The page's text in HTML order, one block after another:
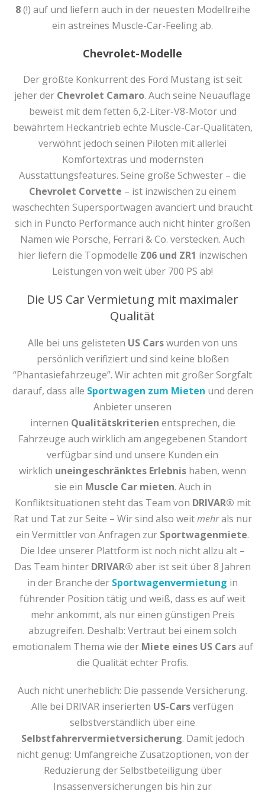
8(!) auf und liefern auch in der neuesten Modellreihe
ein astreines Muscle-Car-Feeling ab.
Chevrolet-Modelle
Der größte Konkurrent des Ford Mustang ist seit
jeher der Chevrolet Camaro. Auch seine Neuauflage
beweist mit dem fetten 6,2-Liter-V8-Motor und
bewährtem Heckantrieb echte Muscle-Car-Qualitäten,
verwöhnt jedoch seinen Piloten mit allerlei
Komfortextras und modernsten
Ausstattungsfeatures. Seine große Schwester – die
Chevrolet Corvette – ist inzwischen zu einem
waschechten Supersportwagen avanciert und braucht
sich in Puncto Performance auch nicht hinter großen
Namen wie Porsche, Ferrari & Co. verstecken. Auch
hier liefern die Topmodelle Z06 und ZR1 inzwischen
Leistungen von weit über 700 PS ab!
Die US Car Vermietung mit maximaler
Qualität
Alle bei uns gelisteten US Carswurden von uns
persönlich verifiziert und sind keine bloßen
“Phantasiefahrzeuge”. Wir achten mit großer Sorgfalt
darauf, dass alle Sportwagen zum Mieten und deren
Anbieter unseren
internen Qualitätskriterien entsprechen, die
Fahrzeuge auch wirklich am angegebenen Standort
verfügbar sind und unsere Kunden ein
wirklich uneingeschränktes Erlebnis haben, wenn
sie ein Muscle Car mieten. Auch in
Konfliktsituationen steht das Team von DRIVAR® mit
Rat und Tat zur Seite – Wir sind also weitmehrals nur
ein Vermittler von Anfragen zur Sportwagenmiete.
Die Idee unserer Plattform ist noch nicht allzu alt –
Das Team hinter DRIVAR® aber ist seit über 8 Jahren
in der Branche der Sportwagenvermietung in
führender Position tätig und weiß, dass es auf weit
mehr ankommt, als nur einen günstigen Preis
abzugreifen. Deshalb: Vertraut bei einem solch
emotionalem Thema wie der Miete eines US Carsauf
die Qualität echter Profis.
Auch nicht unerheblich: Die passende Versicherung.
Alle bei DRIVAR inserierten US-Carsverfügen
selbstverständlich über eine
Selbstfahrervermietversicherung. Damit jedoch
nicht genug: Umfangreiche Zusatzoptionen, von der
Reduzierung der Selbstbeteiligung über
Insassenversicherungen bis hin zur